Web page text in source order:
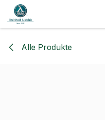
ZUM INHALT SPRINGEN
Alle Produkte